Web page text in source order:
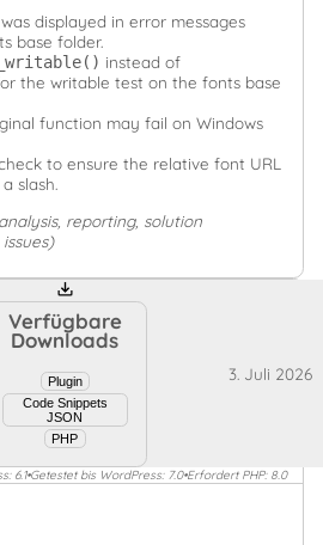
displayed in error messages
base folder.
instead of
the writable test on the fonts base
function may fail on Windows
to ensure the relative font URL
slash.
reporting, solution
Verfügbare
Downloads
Plugin
Code Snippets
JSON
PHP
3. Juli 2026
6.1•Getestet bis WordPress: 7.0•Erfordert PHP: 8.0